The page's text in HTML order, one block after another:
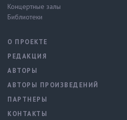
Концертные залы
Библиотеки
О ПРОЕКТЕ
РЕДАКЦИЯ
АВТОРЫ
АВТОРЫ ПРОИЗВЕДЕНИЙ
ПАРТНЕРЫ
КОНТАКТЫ